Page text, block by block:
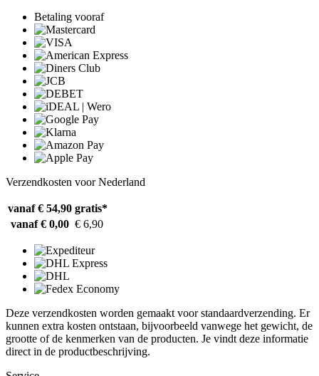
Betaling vooraf
Verzendkosten voor Nederland
vanaf € 54,90 gratis*
vanaf € 0,00 € 6,90
Deze verzendkosten worden gemaakt voor standaardverzending. Er
kunnen extra kosten ontstaan, bijvoorbeeld vanwege het gewicht, de
grootte of de kenmerken van de producten. Je vindt deze informatie
direct in de productbeschrijving.